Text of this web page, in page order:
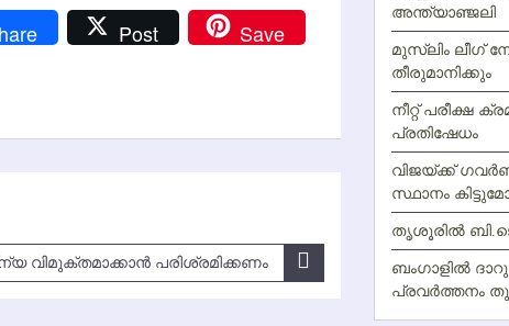
Post Save
വിമുക്തമാക്കാന്‍ പരിശ്രമിക്കണം
അന്ത്യാഞ്ജലി
മുസ്ലിം ലീഗ്
തീരുമാനിക്കും
നീറ്റ് പരീക്ഷ
പ്രതിഷേധം
വിജയ്ക്ക്
സ്ഥാനം
തൃശൂരില്‍
ബംഗാളില്‍
പ്രവര്‍ത്തനം